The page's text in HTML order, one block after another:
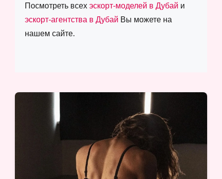
Посмотреть всех эскорт-моделей в Дубай и
эскорт-агентства в Дубай Вы можете на
нашем сайте.